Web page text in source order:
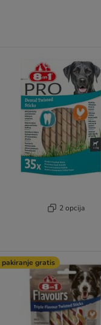
2 opcija
pakiranje gratis